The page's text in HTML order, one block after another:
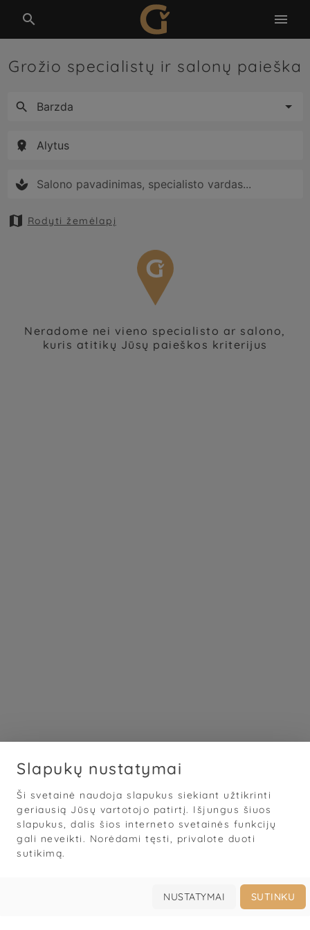
 
Grožio specialistų ir salonų paieška




 Rodyti žemėlapį
Neradome nei vieno specialisto ar salono,
kuris atitikų Jūsų paieškos kriterijus
Slapukų nustatymai
Ši svetainė naudoja slapukus siekiant užtikrinti
geriausią Jūsų vartotojo patirtį. Išjungus šiuos
slapukus, dalis šios interneto svetainės funkcijų
gali neveikti. Norėdami tęsti, privalote duoti
sutikimą.
NUSTATYMAI SUTINKU